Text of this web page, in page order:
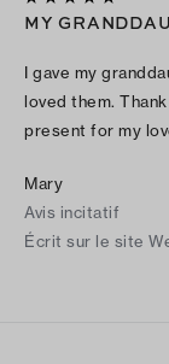
MY
I gave my
loved them.
present for my
Mary
Avis incitatif
Écrit sur le site